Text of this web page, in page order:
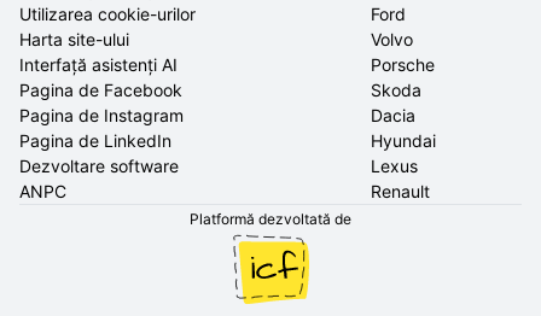
Utilizarea cookie-urilor
Harta site-ului
Interfață asistenți AI
Pagina de Facebook
Pagina de Instagram
Pagina de LinkedIn
Dezvoltare software
ANPC
Ford
Volvo
Porsche
Skoda
Dacia
Hyundai
Lexus
Renault
Platformă dezvoltată de